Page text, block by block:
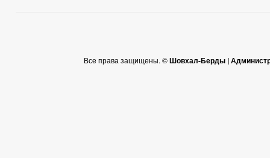
Все права защищены. ©Шовхал-Берды |